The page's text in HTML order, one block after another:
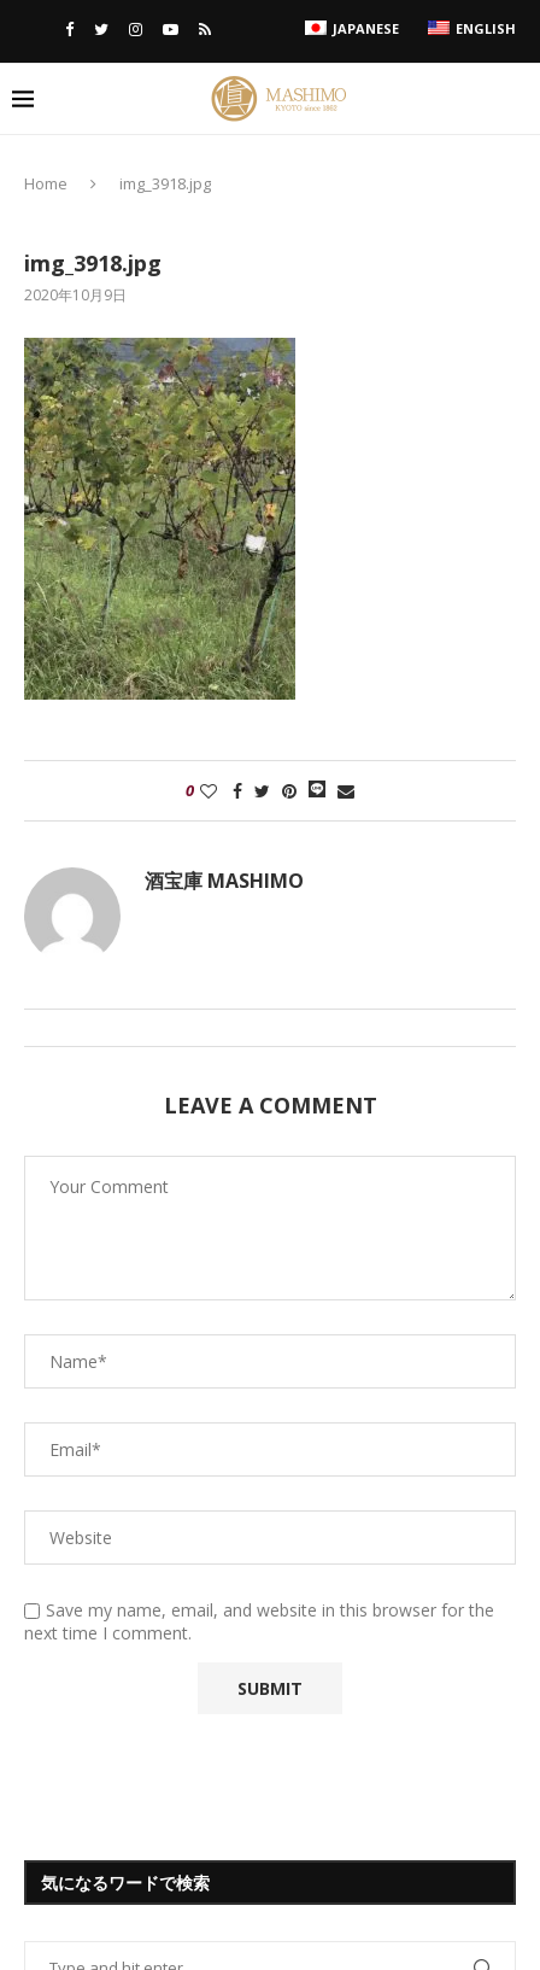
JAPANESE ENGLISH
Home img_3918.jpg
img_3918.jpg
2020年10月9日
0
酒宝庫 MASHIMO
LEAVE A COMMENT
Save my name, email, and website in this browser for the
next time I comment.
気になるワードで検索